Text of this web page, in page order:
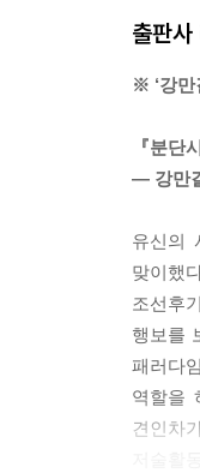
해제 |
저서목
출판사
※ ‘강만
『분단
― 강만
유신의
맞이했
조선후
행보를
패러다
역할을
견인차